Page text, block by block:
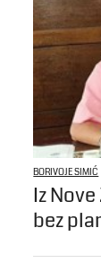
BORIVOJE SIMIĆ
Iz
bez